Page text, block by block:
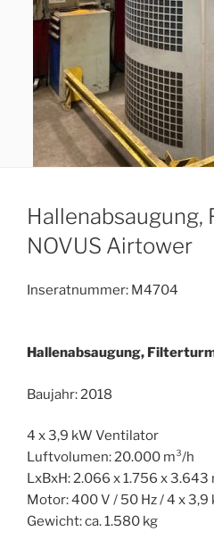
Hallenabsaugung,
NOVUS Airtower
Inseratnummer: M4704
Hallenabsaugung,
Baujahr: 2018
4 x 3,9 kW Ventilator
Luftvolumen: 20.000 m³/h
LxBxH: 2.066 x 1.756 x 3.643
Motor: 400 V / 50 Hz / 4 x 3,9
Gewicht: ca. 1.580 kg